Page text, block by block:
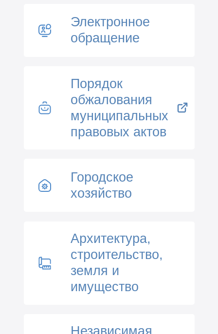
Электронное
обращение
Порядок
обжалования
муниципальных
правовых актов
Городское
хозяйство
Архитектура,
строительство,
земля и
имущество